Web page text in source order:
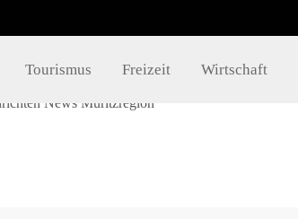
Tourismus Freizeit Wirtschaft